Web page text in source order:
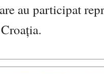
au participat